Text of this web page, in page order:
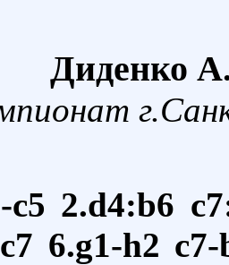
Диденко
c5 2.d4:b6
6.g1-h2 c7-